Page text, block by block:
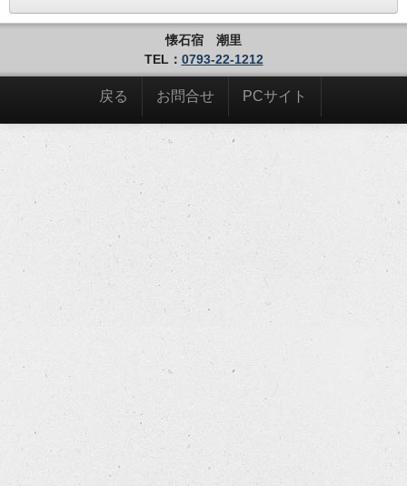
懐石宿 潮里
TEL： 0793-22-1212
戻る お問合せ PCサイト